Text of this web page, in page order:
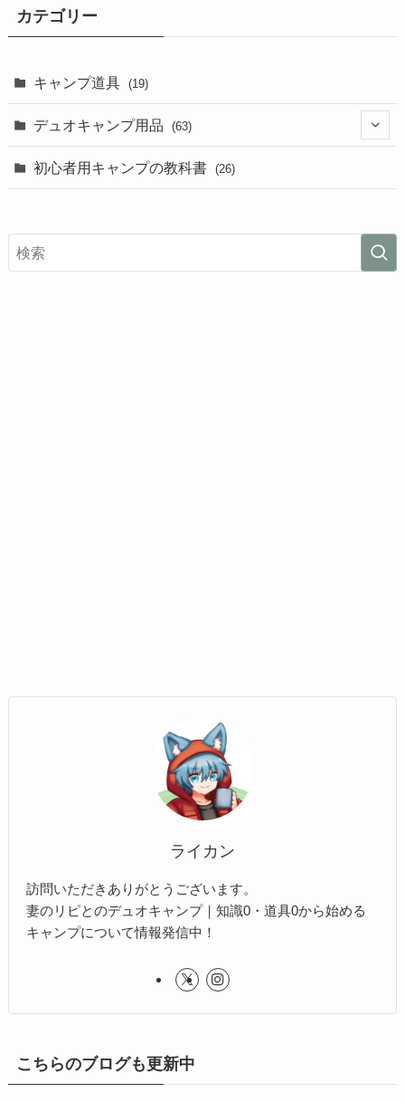
(1)
カテゴリー
キャンプ道具 (19)
デュオキャンプ用品 (63)
(4)
初心者用キャンプの教科書 (26)
ライカン
訪問いただきありがとうございます。
妻のリピとのデュオキャンプ｜知識0・道具0から始める
キャンプについて情報発信中！
こちらのブログも更新中